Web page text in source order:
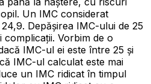
Un IMC considerat
Depășirea IMC-ului de 25
Vorbim de o
IMC-ul ei este între 25 și
IMC-ul calculat este mai
un IMC ridicat în timpul